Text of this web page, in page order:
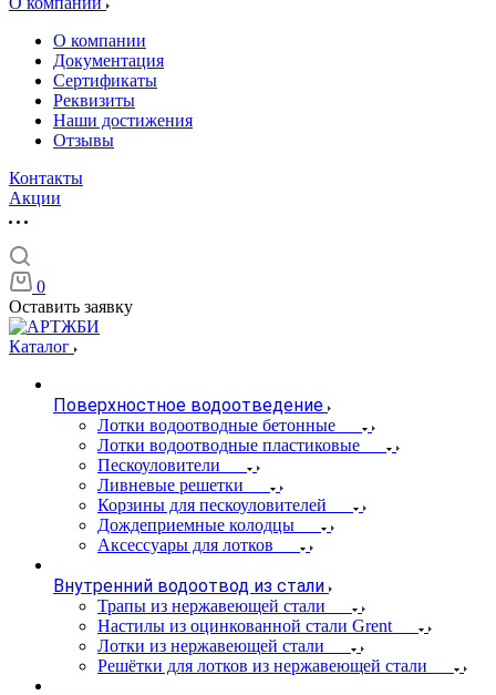
О компании
Документация
Сертификаты
Реквизиты
Наши достижения
Отзывы
Контакты
Акции
0
Оставить заявку
Каталог
Поверхностное водоотведение
Лотки водоотводные бетонные
Лотки водоотводные пластиковые
Пескоуловители
Ливневые решетки
Корзины для пескоуловителей
Дождеприемные колодцы
Аксессуары для лотков
Внутренний водоотвод из стали
Трапы из нержавеющей стали
Настилы из оцинкованной стали Grent
Лотки из нержавеющей стали
Решётки для лотков из нержавеющей стали